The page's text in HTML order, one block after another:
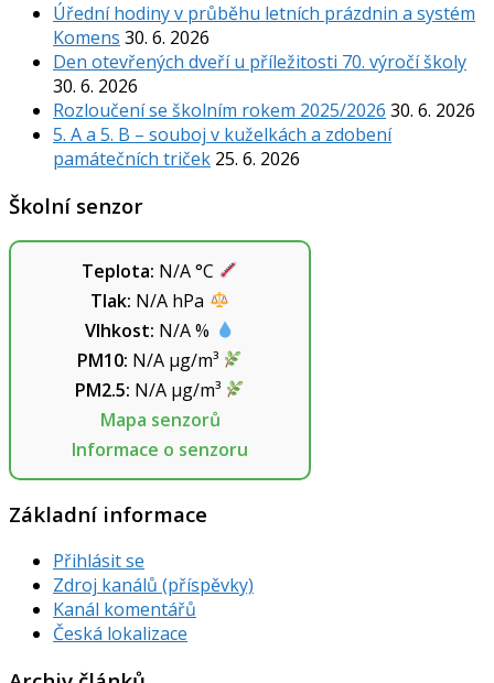
Úřední hodiny v průběhu letních prázdnin a systém
Komens 30. 6. 2026
Den otevřených dveří u příležitosti 70. výročí školy
30. 6. 2026
Rozloučení se školním rokem 2025/2026 30. 6. 2026
5. A a 5. B – souboj v kuželkách a zdobení
památečních triček 25. 6. 2026
Školní senzor
Teplota: N/A°C
Tlak: N/A hPa
Vlhkost: N/A%
PM10: N/Aµg/m³
PM2.5: N/Aµg/m³
Mapa senzorů
Informace o senzoru
Základní informace
Přihlásit se
Zdroj kanálů (příspěvky)
Kanál komentářů
Česká lokalizace